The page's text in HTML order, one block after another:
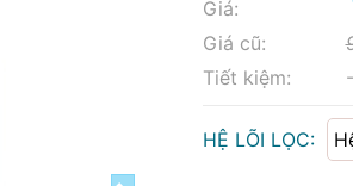
Giá:
Giá cũ:
Tiết kiệm:
HỆ LÕI LỌC: